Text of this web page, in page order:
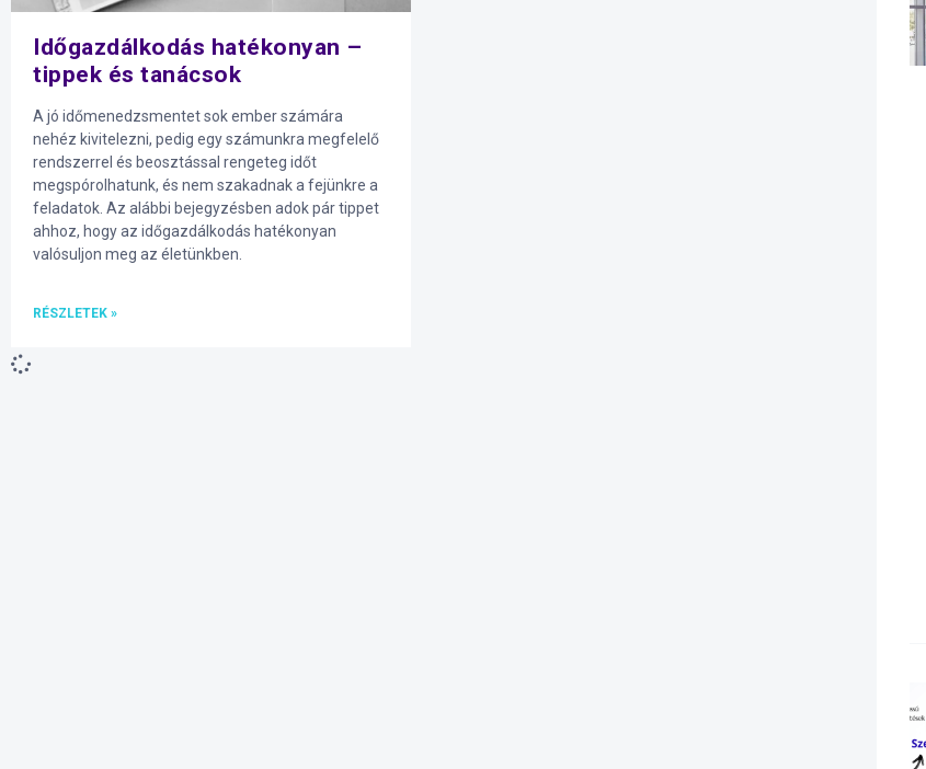
Időgazdálkodás hatékonyan –
tippek és tanácsok
A jó időmenedzsmentet sok ember számára
nehéz kivitelezni, pedig egy számunkra megfelelő
rendszerrel és beosztással rengeteg időt
megspórolhatunk, és nem szakadnak a fejünkre a
feladatok. Az alábbi bejegyzésben adok pár tippet
ahhoz, hogy az időgazdálkodás hatékonyan
valósuljon meg az életünkben.
RÉSZLETEK »